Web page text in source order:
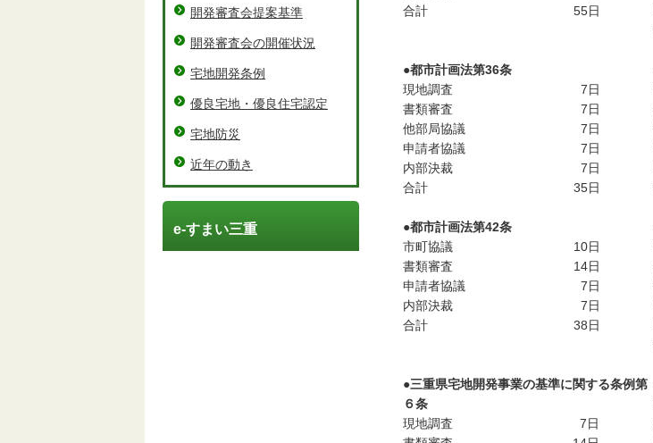
合計
55日
●都市計画法第36条
現地調査
7日
書類審査
7日
他部局協議
7日
申請者協議
7日
内部決裁
7日
合計
35日
●都市計画法第42条
市町協議
10日
書類審査
14日
申請者協議
7日
内部決裁
7日
合計
38日
●三重県宅地開発事業の基準に関する条例第
６条
現地調査
7日
開発審査会提案基準
開発審査会の開催状況
宅地開発条例
優良宅地・優良住宅認定
宅地防災
近年の動き
e-すまい三重